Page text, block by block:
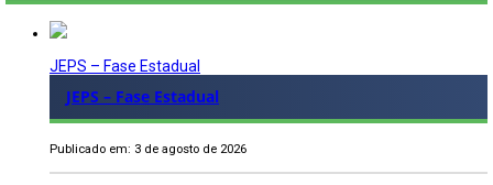
JEPS – Fase Estadual
JEPS – Fase Estadual
Publicado em: 3 de agosto de 2026